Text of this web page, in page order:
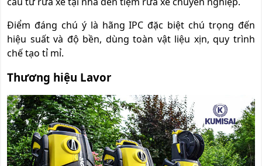
Điểm đáng chú ý là hãng IPC đặc biệt chú trọng đến
hiệu suất và độ bền, dùng toàn vật liệu xịn, quy trình
chế tạo tỉ mỉ.
Thương hiệu Lavor